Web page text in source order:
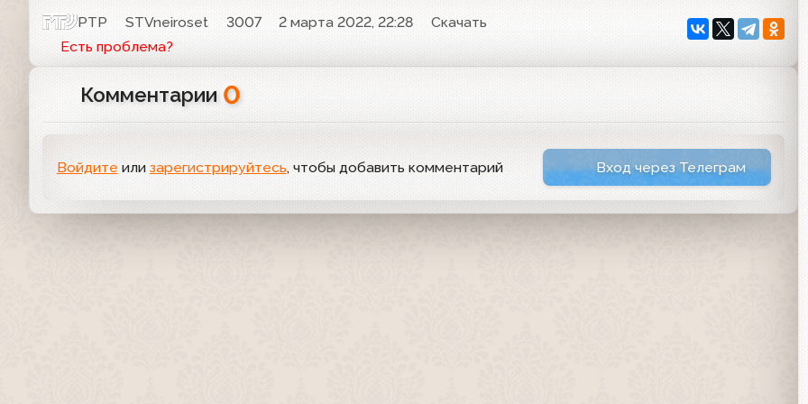
РТР STVneiroset 3007 2 марта 2022, 22:28
Скачать
Есть проблема?
Комментарии 0
Войдите или зарегистрируйтесь, чтобы добавить комментарий Вход через Телеграм